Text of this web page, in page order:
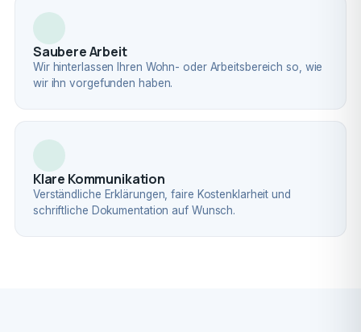
Saubere Arbeit
Wir hinterlassen Ihren Wohn- oder Arbeitsbereich so, wie
wir ihn vorgefunden haben.
Klare Kommunikation
Verständliche Erklärungen, faire Kostenklarheit und
schriftliche Dokumentation auf Wunsch.